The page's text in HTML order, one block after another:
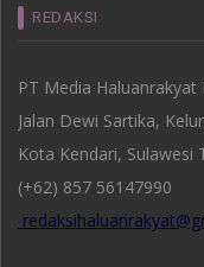
REDAKSI
PT Media Haluanrakyat
Jalan Dewi Sartika,
Kota Kendari, Sulawesi
(+62) 857 56147990